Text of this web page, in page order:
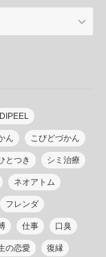
ん こびどづかん
とつき シミ治療
ネオアトム
フレンダ
仕事 口臭
の恋愛 復縁